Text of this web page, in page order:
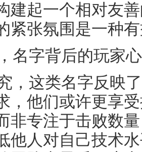
建起一个相对友
紧张氛围是一种
名字背后的玩家
，这类名字反映
，他们或许更享
非专注于击败数
他人对自己技术